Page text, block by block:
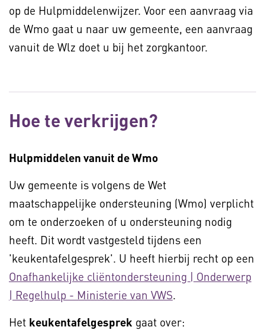
op de Hulpmiddelenwijzer. Voor een aanvraag via
de Wmo gaat u naar uw gemeente, een aanvraag
vanuit de Wlz doet u bij het zorgkantoor.
Hoe te verkrijgen?
Hulpmiddelen vanuit de Wmo
Uw gemeente is volgens de Wet
maatschappelijke ondersteuning (Wmo) verplicht
om te onderzoeken of u ondersteuning nodig
heeft. Dit wordt vastgesteld tijdens een
'keukentafelgesprek'. U heeft hierbij recht op een
Onafhankelijke cliëntondersteuning | Onderwerp
| Regelhulp - Ministerie van VWS.
Het keukentafelgesprek gaat over: